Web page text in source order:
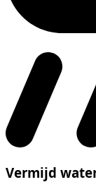
Vermijd